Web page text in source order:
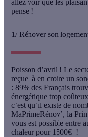
allez voir que les
pense !
1/ Rénover son
Poisson d’avril ! Le
reçue, à en croire un
: 89% des Français
énergétique trop
c’est qu’il existe de
MaPrimeRénov’, la
vous est possible entre
chaleur pour 1500€ !